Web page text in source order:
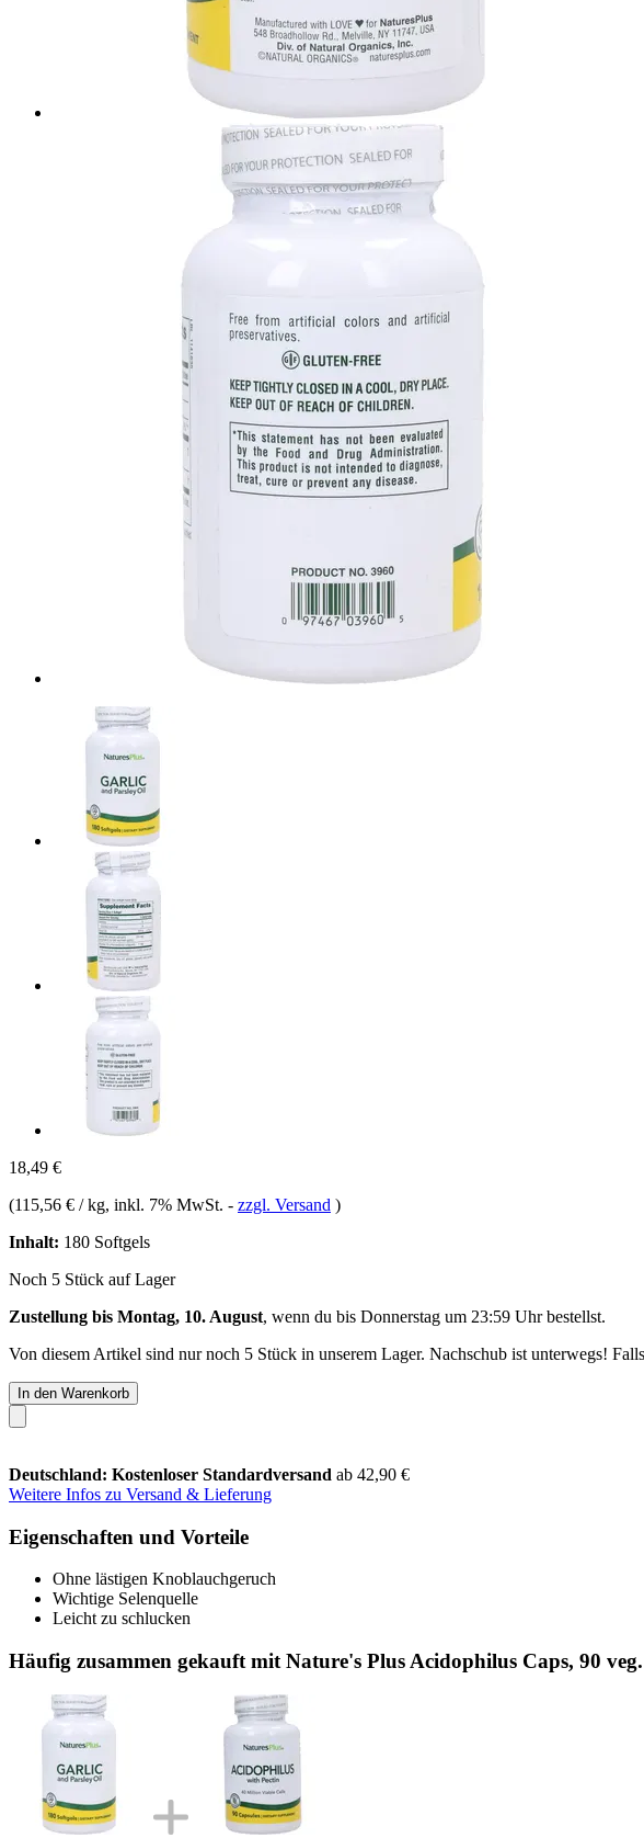
18,49 €
(115,56 € / kg, inkl. 7% MwSt. - zzgl. Versand )
Inhalt: 180 Softgels
Noch 5 Stück auf Lager
Zustellung bis Montag, 10. August, wenn du bis Donnerstag um 23:59 Uhrbestellst.
Von diesem Artikel sind nur noch 5 Stück in unserem Lager. Nachschub ist unterwegs!
In den Warenkorb
Deutschland: Kostenloser Standardversand ab 42,90 €
Weitere Infos zu Versand & Lieferung
Eigenschaften und Vorteile
Ohne lästigen Knoblauchgeruch
Wichtige Selenquelle
Leicht zu schlucken
Häufig zusammen gekauft mit Nature's Plus Acidophilus Caps, 90